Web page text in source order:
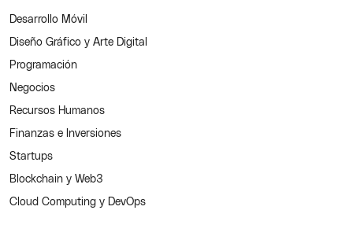
Desarrollo Móvil
Diseño Gráfico y Arte Digital
Programación
Negocios
Recursos Humanos
Finanzas e Inversiones
Startups
Blockchain y Web3
Cloud Computing y DevOps